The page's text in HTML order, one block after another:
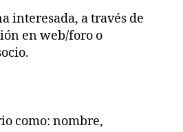
interesada, a través de
en web/foro o
como: nombre,